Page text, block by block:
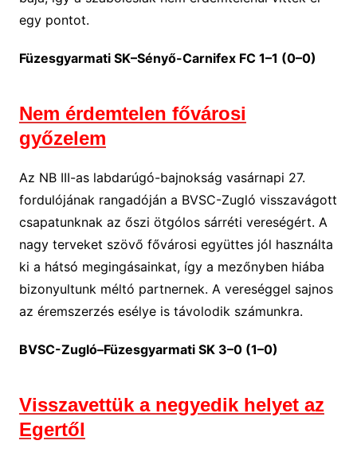
egy pontot.
Füzesgyarmati SK–Sényő-Carnifex FC 1–1 (0–0)
Nem érdemtelen fővárosi
győzelem
Az NB III-as labdarúgó-bajnokság vasárnapi 27.
fordulójának rangadóján a BVSC-Zugló visszavágott
csapatunknak az őszi ötgólos sárréti vereségért. A
nagy terveket szövő fővárosi együttes jól használta
ki a hátsó megingásainkat, így a mezőnyben hiába
bizonyultunk méltó partnernek. A vereséggel sajnos
az éremszerzés esélye is távolodik számunkra.
BVSC-Zugló–Füzesgyarmati SK 3–0 (1–0)
Visszavettük a negyedik helyet az
Egertől